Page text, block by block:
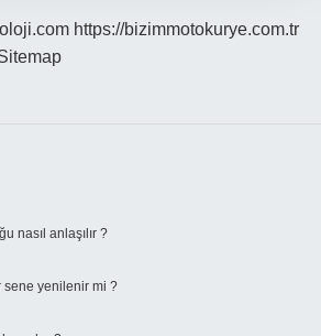
https://bizimmotokurye.com.tr
nasıl anlaşılır ?
sene yenilenir mi ?